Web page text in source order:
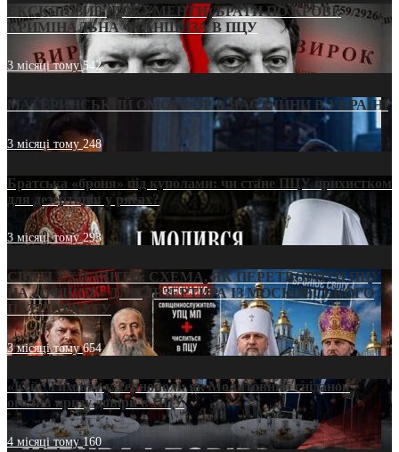
ЕКСКЛЮЗИВ (ДОКУМЕНТИ)/БРАТИ ПО КРОВІ:
КРИМІНАЛЬНА ФРАНШИЗА В ПЦУ
3 місяці тому542
МАТЕРИНСЬКИЙ ОМОРФОР В ЧАС ВІЙНИ В УКРАЇНІ
3 місяці тому248
Братська «броня» під куполами: чи стане ПЦУ прихистком
для дезертирів у рясах?
3 місяці тому293
СВЯТІ УХИЛЯНТИ: СХЕМА, ЯК ПЕРЕТВОРИТИ ПЦУ
НА «ОФШОР» ДЛЯ ДЕЗЕРТИРА ІЗ МОСКОВСЬКОГО
ПАТРІАРХАТУ
3 місяці тому654
«Кейс Тихона» у Тернополі: як Молитовний сніданок
оголив кризу довіри в ПЦУ
4 місяці тому160